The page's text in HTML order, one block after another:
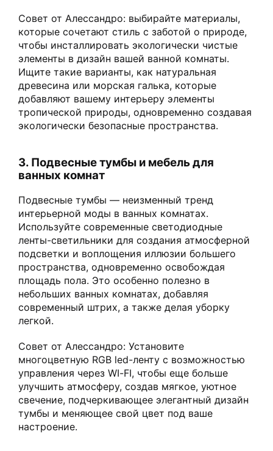
Совет от Алессандро: выбирайте материалы,
которые сочетают стиль с заботой о природе,
чтобы инсталлировать экологически чистые
элементы в дизайн вашей ванной комнаты.
Ищите такие варианты, как натуральная
древесина или морская галька, которые
добавляют вашему интерьеру элементы
тропической природы, одновременно создавая
экологически безопасные пространства.
3. Подвесные тумбы и мебель для
ванных комнат
Подвесные тумбы — неизменный тренд
интерьерной моды в ванных комнатах.
Используйте современные светодиодные
ленты-светильники для создания атмосферной
подсветки и воплощения иллюзии большего
пространства, одновременно освобождая
площадь пола. Это особенно полезно в
небольших ванных комнатах, добавляя
современный штрих, а также делая уборку
легкой.
Совет от Алессандро: Установите
многоцветную RGB led-ленту с возможностью
управления через WI-FI, чтобы еще больше
улучшить атмосферу, создав мягкое, уютное
свечение, подчеркивающее элегантный дизайн
тумбы и меняющее свой цвет под ваше
настроение.